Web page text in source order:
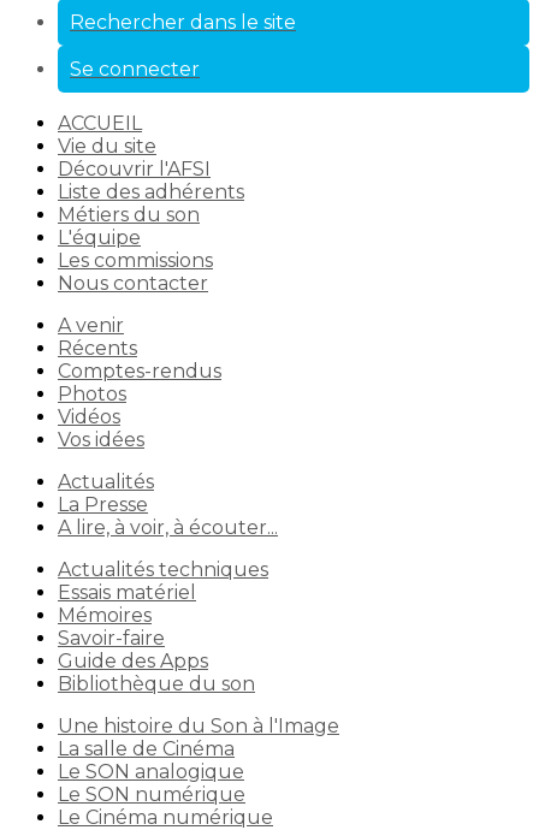
Rechercher dans le site
Se connecter
ACCUEIL
Vie du site
Découvrir l'AFSI
Liste des adhérents
Métiers du son
L'équipe
Les commissions
Nous contacter
A venir
Récents
Comptes-rendus
Photos
Vidéos
Vos idées
Actualités
La Presse
A lire, à voir, à écouter...
Actualités techniques
Essais matériel
Mémoires
Savoir-faire
Guide des Apps
Bibliothèque du son
Une histoire du Son à l'Image
La salle de Cinéma
Le SON analogique
Le SON numérique
Le Cinéma numérique